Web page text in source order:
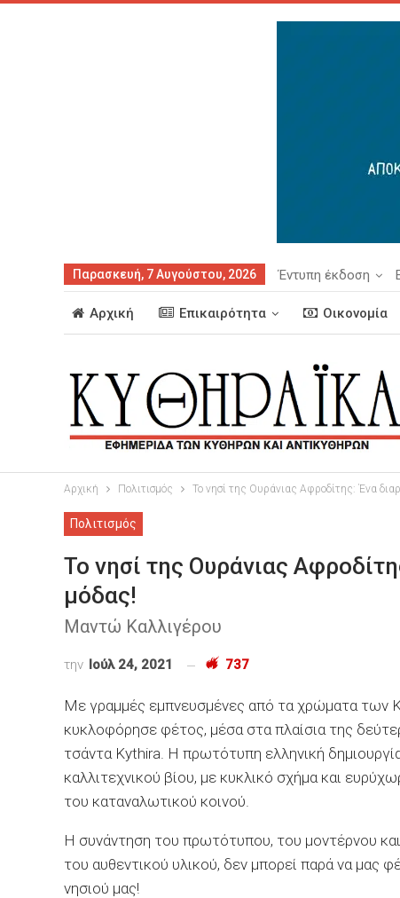
Παρασκευή, 7 Αυγούστου, 2026 Έντυπη έκδοση
Αρχική Επικαιρότητα Οικονομία
Αρχική Πολιτισμός Το νησί της Ουράνιας Αφροδίτης: Ένα
Πολιτισμός
Το νησί της Ουράνιας
μόδας!
Μαντώ Καλλιγέρου
την Ιούλ 24, 2021 737
Με γραμμές εμπνευσμένες από τα χρώματα των
κυκλοφόρησε φέτος, μέσα στα πλαίσια της
τσάντα Kythira. Η πρωτότυπη ελληνική
καλλιτεχνικού βίου, με κυκλικό σχήμα και
του καταναλωτικού κοινού.
Η συνάντηση του πρωτότυπου, του μοντέρνου
του αυθεντικού υλικού, δεν μπορεί παρά να μας
νησιού μας!